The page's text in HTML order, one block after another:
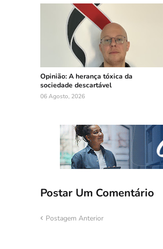
Opinião: A herança tóxica da
sociedade descartável
06 Agosto, 2026
Postar Um Comentário
Postagem Anterior